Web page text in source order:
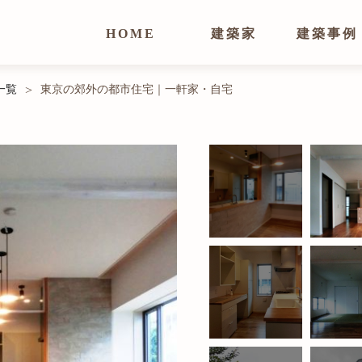
HOME 建築家 建築事例
覧 > 東京の郊外の都市住宅｜一軒家・自宅